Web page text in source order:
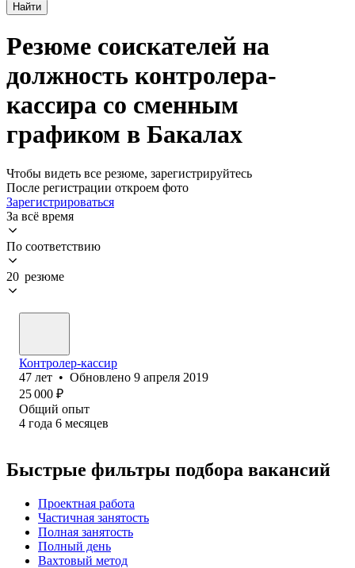
Найти
Резюме соискателей на
должность контролера-
кассира со сменным
графиком в Бакалах
Чтобы видеть все резюме, зарегистрируйтесь
После регистрации откроем фото
Зарегистрироваться
За всё время
По соответствию
20 резюме
Контролер-кассир
47 лет • Обновлено 9 апреля 2019
25 000 ₽
Общий опыт
4 года 6 месяцев
Быстрые фильтры подбора вакансий
Проектная работа
Частичная занятость
Полная занятость
Полный день
Вахтовый метод